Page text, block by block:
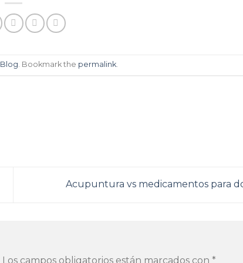
Blog. Bookmark the permalink.
Acupuntura vs medicamentos para
Los campos obligatorios están marcados con *